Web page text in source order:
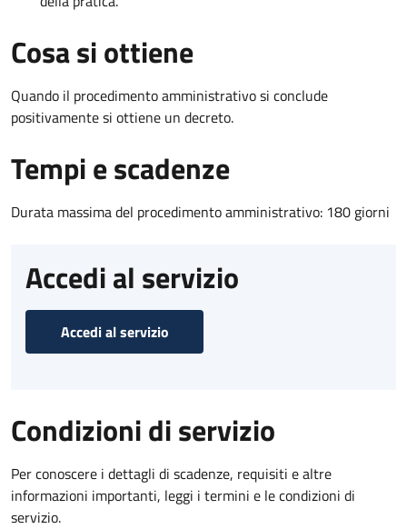
Cosa si ottiene
Quando il procedimento amministrativo si conclude
positivamente si ottiene un decreto.
Tempi e scadenze
Durata massima del procedimento amministrativo: 180 giorni
Accedi al servizio
Accedi al servizio
Condizioni di servizio
Per conoscere i dettagli di scadenze, requisiti e altre
informazioni importanti, leggi i termini e le condizioni di
servizio.